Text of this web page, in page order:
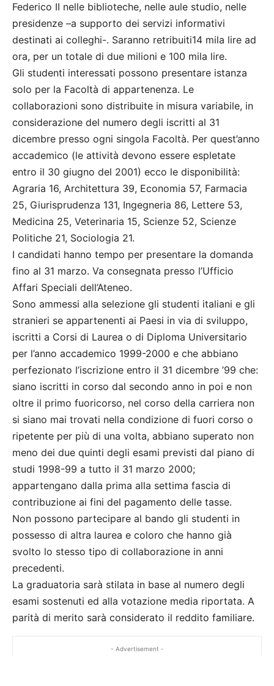
Federico II nelle biblioteche, nelle aule studio, nelle
presidenze –a supporto dei servizi informativi
destinati ai colleghi-. Saranno retribuiti14 mila lire ad
ora, per un totale di due milioni e 100 mila lire.
Gli studenti interessati possono presentare istanza
solo per la Facoltà di appartenenza. Le
collaborazioni sono distribuite in misura variabile, in
considerazione del numero degli iscritti al 31
dicembre presso ogni singola Facoltà. Per quest’anno
accademico (le attività devono essere espletate
entro il 30 giugno del 2001) ecco le disponibilità:
Agraria 16, Architettura 39, Economia 57, Farmacia
25, Giurisprudenza 131, Ingegneria 86, Lettere 53,
Medicina 25, Veterinaria 15, Scienze 52, Scienze
Politiche 21, Sociologia 21.
I candidati hanno tempo per presentare la domanda
fino al 31 marzo. Va consegnata presso l’Ufficio
Affari Speciali dell’Ateneo.
Sono ammessi alla selezione gli studenti italiani e gli
stranieri se appartenenti ai Paesi in via di sviluppo,
iscritti a Corsi di Laurea o di Diploma Universitario
per l’anno accademico 1999-2000 e che abbiano
perfezionato l’iscrizione entro il 31 dicembre ’99 che:
siano iscritti in corso dal secondo anno in poi e non
oltre il primo fuoricorso, nel corso della carriera non
si siano mai trovati nella condizione di fuori corso o
ripetente per più di una volta, abbiano superato non
meno dei due quinti degli esami previsti dal piano di
studi 1998-99 a tutto il 31 marzo 2000;
appartengano dalla prima alla settima fascia di
contribuzione ai fini del pagamento delle tasse.
Non possono partecipare al bando gli studenti in
possesso di altra laurea e coloro che hanno già
svolto lo stesso tipo di collaborazione in anni
precedenti.
La graduatoria sarà stilata in base al numero degli
esami sostenuti ed alla votazione media riportata. A
parità di merito sarà considerato il reddito familiare.
- Advertisement -